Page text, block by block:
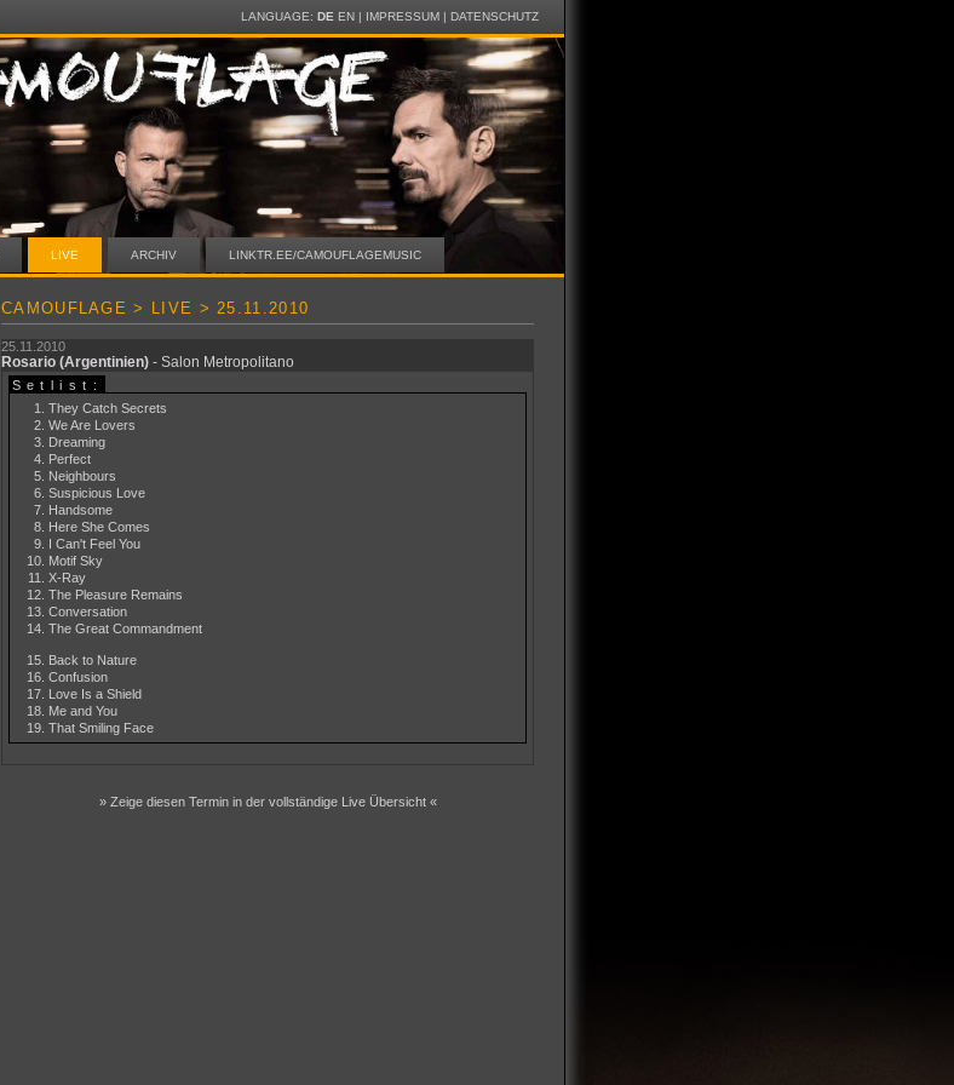
LANGUAGE: DE EN| IMPRESSUM| DATENSCHUTZ
LIVE ARCHIV LINKTR.EE/CAMOUFLAGEMUSIC
CAMOUFLAGE > LIVE > 25.11.2010
25.11.2010
Rosario (Argentinien) - Salon Metropolitano
Setlist:
They Catch Secrets
We Are Lovers
Dreaming
Perfect
Neighbours
Suspicious Love
Handsome
Here She Comes
I Can't Feel You
Motif Sky
X-Ray
The Pleasure Remains
Conversation
The Great Commandment
Back to Nature
Confusion
Love Is a Shield
Me and You
That Smiling Face
» Zeige diesen Termin in der vollständige Live Übersicht «